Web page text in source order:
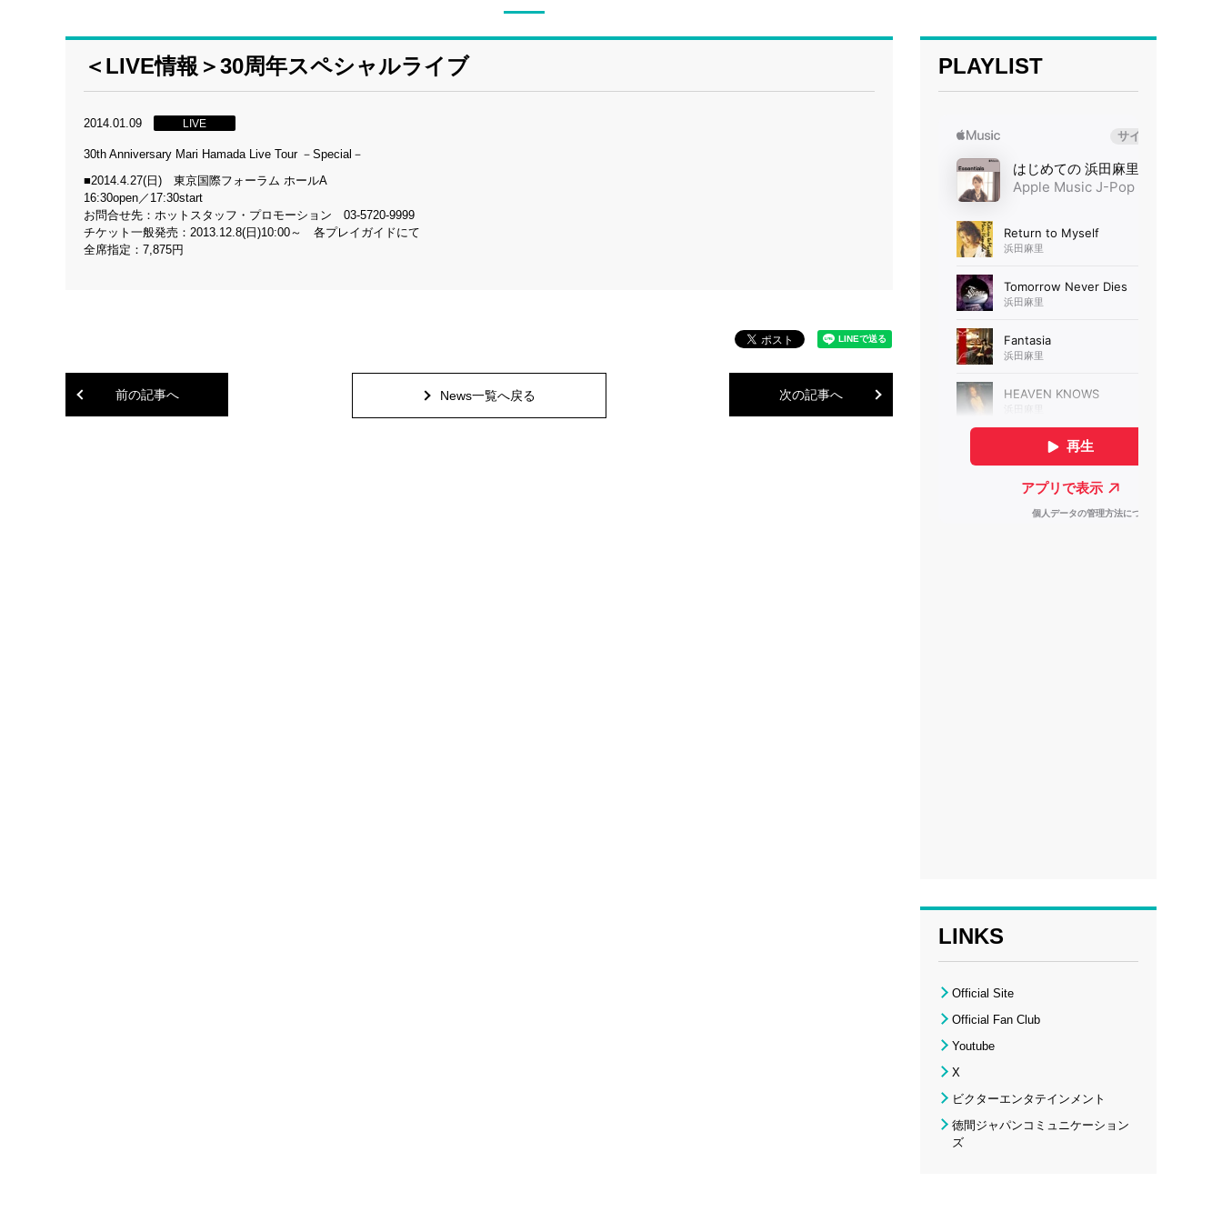
＜LIVE情報＞30周年スペシャルライブ
2014.01.09 LIVE
30th Anniversary Mari Hamada Live Tour －Special－
■2014.4.27(日) 東京国際フォーラム ホールA
16:30open／17:30start
お問合せ先：ホットスタッフ・プロモーション 03-5720-9999
チケット一般発売：2013.12.8(日)10:00～ 各プレイガイドにて
全席指定：7,875円
前の記事へ 次の記事へ
News一覧へ戻る
PLAYLIST
LINKS
Official Site
Official Fan Club
Youtube
X
ビクターエンタテインメント
徳間ジャパンコミュニケーション
ズ